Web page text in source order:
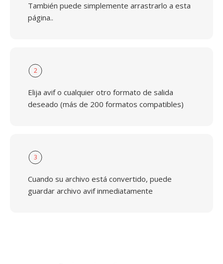
También puede simplemente arrastrarlo a esta
página..
2
Elija avif o cualquier otro formato de salida
deseado (más de 200 formatos compatibles)
3
Cuando su archivo está convertido, puede
guardar archivo avif inmediatamente